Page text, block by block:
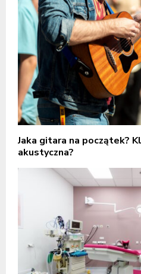
Jaka gitara na początek?
akustyczna?